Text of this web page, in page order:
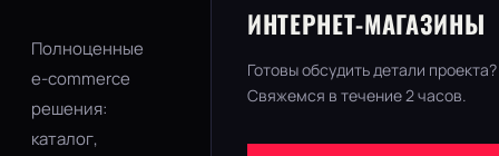
Полноценные
e-commerce
решения:
каталог,
ИНТЕРНЕТ-МАГАЗИНЫ
Готовы обсудить детали проекта?
Свяжемся в течение 2 часов.